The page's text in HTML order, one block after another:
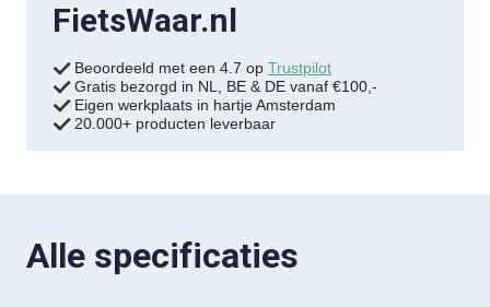
FietsWaar.nl
Beoordeeld met een 4.7 op Trustpilot
Gratis bezorgd in NL, BE & DE vanaf €100,-
Eigen werkplaats in hartje Amsterdam
20.000+ producten leverbaar
Alle specificaties